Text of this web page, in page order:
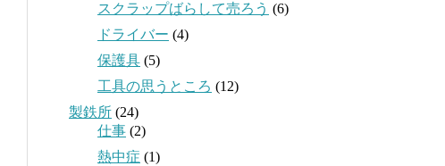
スクラップばらして売ろう (6)
ドライバー (4)
保護具 (5)
工具の思うところ (12)
製鉄所 (24)
仕事 (2)
熱中症 (1)